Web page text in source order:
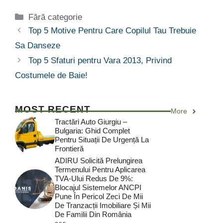
Categorii
Fără categorie
Top 5 Motive Pentru Care Copilul Tau Trebuie
Sa Danseze
Top 5 Sfaturi pentru Vara 2013, Privind
Costumele de Baie!
MOST RECENT More
Tractări Auto Giurgiu –
Bulgaria: Ghid Complet
Pentru Situații De Urgență La
Frontieră
ADIRU Solicită Prelungirea
Termenului Pentru Aplicarea
TVA-Ului Redus De 9%:
Blocajul Sistemelor ANCPI
Pune În Pericol Zeci De Mii
De Tranzacții Imobiliare Și Mii
De Familii Din România